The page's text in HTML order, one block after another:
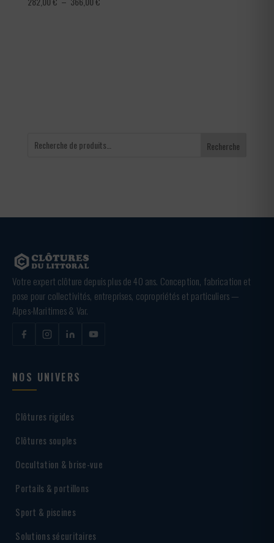
Recherche
Votre expert clôture depuis plus de 40 ans. Conception, fabrication et
pose pour collectivités, entreprises, copropriétés et particuliers —
Alpes-Maritimes & Var.
NOS UNIVERS
Clôtures rigides
Clôtures souples
Occultation & brise-vue
Portails & portillons
Sport & piscines
Solutions sécuritaires